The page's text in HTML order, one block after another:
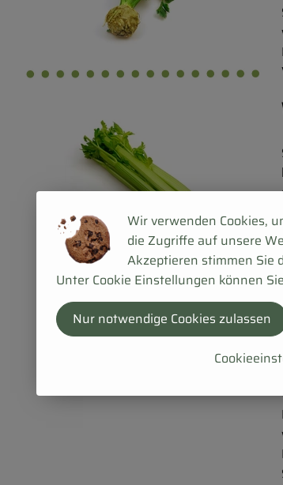
Wir verwenden Cookies,
die Zugriffe auf unsere
Akzeptieren stimmen Sie
Unter Cookie Einstellungen können
Nur notwendige Cookies zulassen